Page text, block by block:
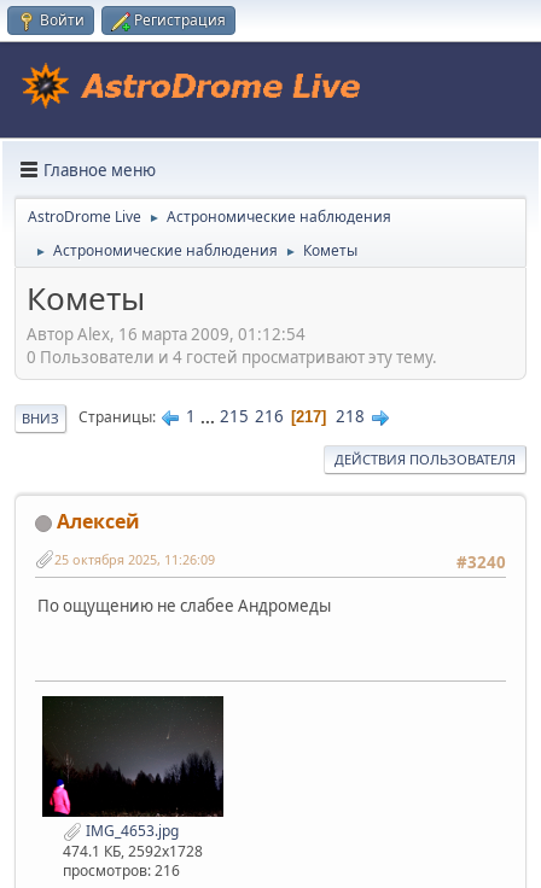
Войти Регистрация
Главное меню
AstroDrome Live ► Астрономические наблюдения
► Астрономические наблюдения ► Кометы
Кометы
Автор Alex, 16 марта 2009, 01:12:54
0 Пользователи и 4 гостей просматривают эту тему.
ВНИЗ Страницы 1 ... 215 216 217 218
ДЕЙСТВИЯ ПОЛЬЗОВАТЕЛЯ
Алексей
#3240
25 октября 2025, 11:26:09
По ощущению не слабее Андромеды
IMG_4653.jpg
474.1 КБ, 2592x1728
просмотров: 216